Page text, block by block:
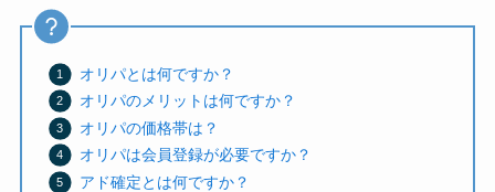
オリパとは何ですか？
オリパのメリットは何ですか？
オリパの価格帯は？
オリパは会員登録が必要ですか？
アド確定とは何ですか？